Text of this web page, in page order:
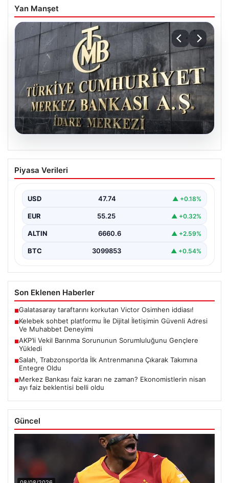
Yan Manşet
05.08.2026
Merkez Bankası faiz kararı ne zaman?
Ekonomistlerin nisan ayı faiz beklentisi
Piyasa Verileri
USD 47.74 ▲ +0.18%
EUR 55.25 ▲ +0.32%
ALTIN 6660.6 ▲ +2.59%
BTC 3099853 ▲ +0.54%
Son Eklenen Haberler
■Galatasaray taraftarını korkutan Victor Osimhen iddiası!
■Kelebek sohbet platformu İle Dijital İletişimin Güvenli Adresi
Ve Muhabbet Deneyimi
■AKP’li Vekil Barınma Sorununun Sorumluluğunu Gençlere
Yükledi
■Salah, Trabzonspor’da İlk Antrenmanına Çıkarak Takımına
Entegre Oldu
■Merkez Bankası faiz kararı ne zaman? Ekonomistlerin nisan
ayı faiz beklentisi belli oldu
Güncel